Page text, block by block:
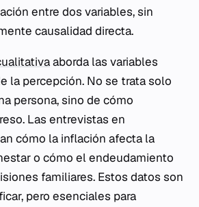
entre dos variables, sin
causalidad directa.
aborda las variables
la percepción. No se trata solo
persona, sino de cómo
Las entrevistas en
cómo la inflación afecta la
o cómo el endeudamiento
familiares. Estos datos son
pero esenciales para